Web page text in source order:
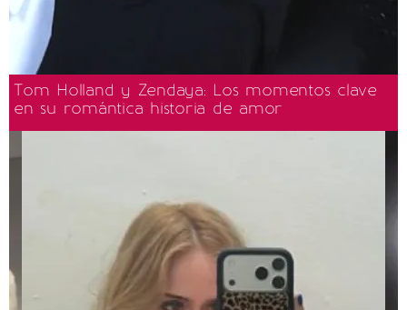
Tom Holland y Zendaya: Los momentos clave
en su romántica historia de amor